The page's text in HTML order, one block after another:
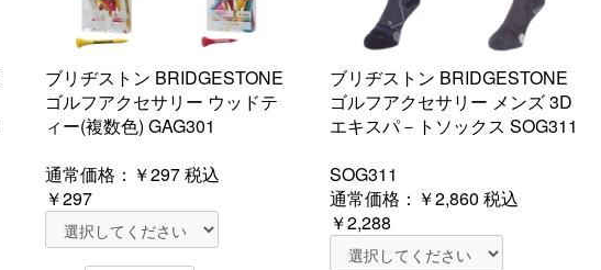
ブリヂストン BRIDGESTONE
ゴルフアクセサリー ウッドテ
ィー(複数色) GAG301
通常価格： ￥297税込
￥297
ブリヂストン BRIDGESTONE
ゴルフアクセサリー メンズ 3D
エキスパ－トソックス SOG311
SOG311
通常価格： ￥2,860 税込
￥2,288